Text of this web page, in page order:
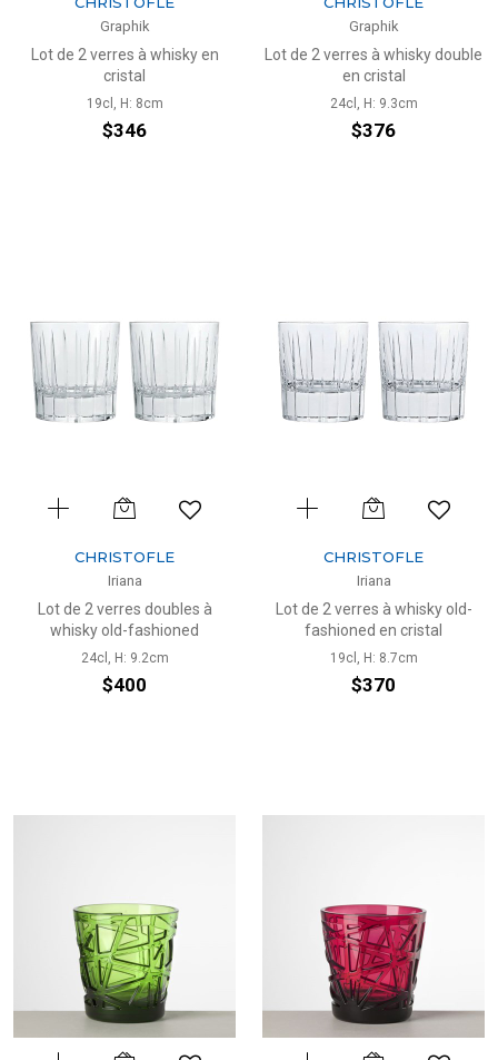
Graphik
Lot de 2 verres à whisky en
cristal
19cl, H: 8cm
$346
Graphik
Lot de 2 verres à whisky double
en cristal
24cl, H: 9.3cm
$376
CHRISTOFLE
Iriana
Lot de 2 verres doubles à
whisky old-fashioned
24cl, H: 9.2cm
$400
CHRISTOFLE
Iriana
Lot de 2 verres à whisky old-
fashioned en cristal
19cl, H: 8.7cm
$370